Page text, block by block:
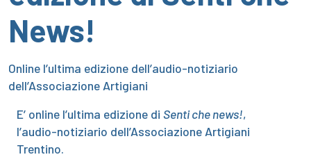
News!
Online l’ultima edizione dell’audio-notiziario
dell’Associazione Artigiani
E’ online l’ultima edizione di Senti che news!,
l’audio-notiziario dell’Associazione Artigiani
Trentino.